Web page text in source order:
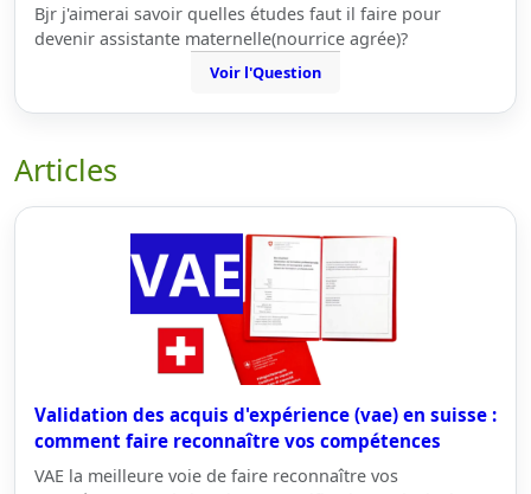
Bjr j'aimerai savoir quelles études faut il faire pour
devenir assistante maternelle(nourrice agrée)?
Voir l'Question
Articles
Validation des acquis d'expérience (vae) en suisse :
comment faire reconnaître vos compétences
VAE la meilleure voie de faire reconnaître vos